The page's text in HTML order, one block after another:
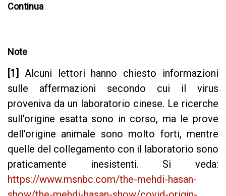
Continua
Note
[1]
Alcuni lettori hanno chiesto informazioni
sulle affermazioni secondo cui il virus
proveniva da un laboratorio cinese. Le ricerche
sull'origine esatta sono in corso, ma le prove
dell'origine animale sono molto forti, mentre
quelle del collegamento con il laboratorio sono
praticamente inesistenti. Si veda:
https://www.msnbc.com/the-mehdi-hasan-